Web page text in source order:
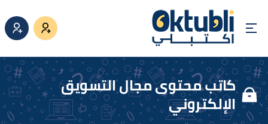
كاتب محتوى مجال التسويق
الإلكتروني